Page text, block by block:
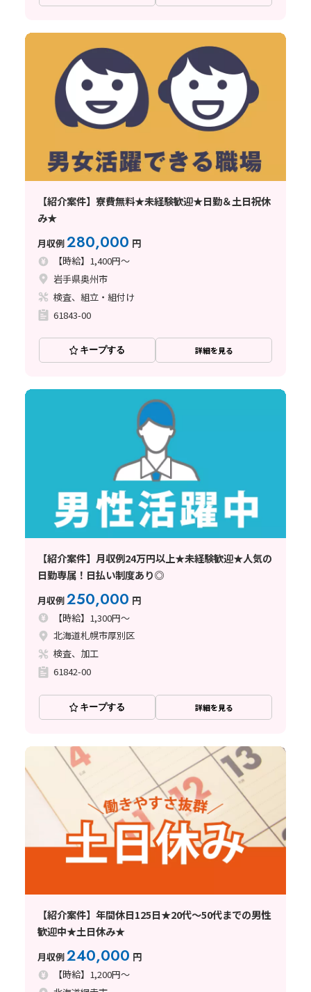
【紹介案件】寮費無料★未経験歓迎★日勤＆土日祝休
み★
月収例280,000 円
【時給】1,400円～
岩手県奥州市
検査、組立・組付け
61843-00
キープする 詳細を見る
【紹介案件】月収例24万円以上★未経験歓迎★人気の
日勤専属！日払い制度あり◎
月収例250,000 円
【時給】1,300円～
北海道札幌市厚別区
検査、加工
61842-00
キープする 詳細を見る
【紹介案件】年間休日125日★20代～50代までの男性
歓迎中★土日休み★
月収例240,000 円
【時給】1,200円～